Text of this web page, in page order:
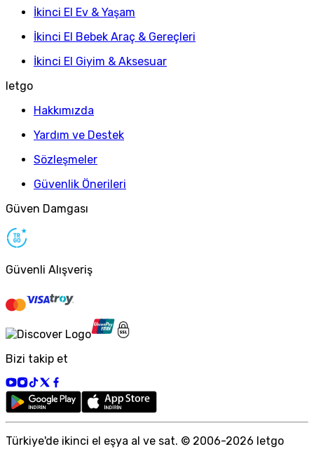
İkinci El Ev & Yaşam
İkinci El Bebek Araç & Gereçleri
İkinci El Giyim & Aksesuar
letgo
Hakkımızda
Yardım ve Destek
Sözleşmeler
Güvenlik Önerileri
Güven Damgası
Güvenli Alışveriş
Bizi takip et
Türkiye'de ikinci el eşya al ve sat. © 2006-2026 letgo